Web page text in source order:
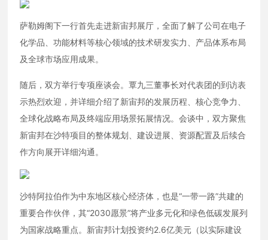
萨勒姆阁下一行首先走进新宙邦展厅，全面了解了公司在电子
化学品、功能材料等核心领域的技术研发实力、产品体系布局
及全球市场应用成果。
随后，双方举行专项座谈会。覃九三董事长对代表团的到访表
示热烈欢迎，并详细介绍了新宙邦的发展历程、核心竞争力、
全球化战略布局及终端应用场景拓展情况。会谈中，双方聚焦
新宙邦在沙特项目的整体规划、建设进展、资源配置及后续合
作方向展开详细沟通。
沙特阿拉伯作为中东地区核心经济体，也是“一带一路”共建的
重要合作伙伴，其“2030愿景”将产业多元化和绿色低碳发展列
为国家战略重点。新宙邦计划投资约2.6亿美元（以实际建设